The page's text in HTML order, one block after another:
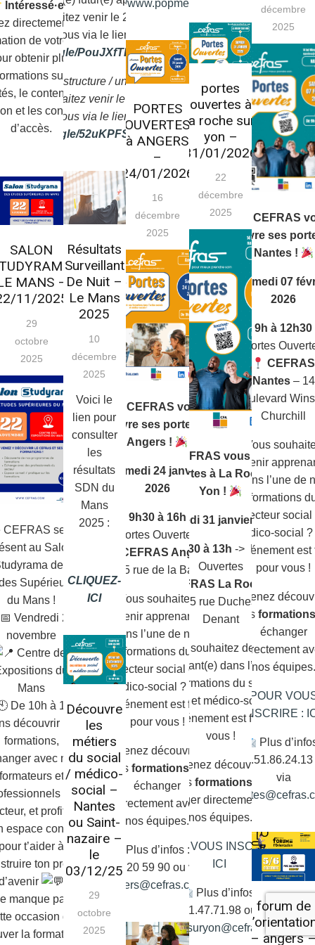
https://www.popmedia.fr/
Intéressé·e ?
directement le site
de votre choix
obtenir plus
sur les
le contenu de la
et les conditions
d’accès.
vous souhaitez venir le 23/01/2026 :
Inscrivez-vous via le lien suivant ->
forms.gle/PouJXfTEBvPDZwGD9
êtes une structure / un établissement
vous souhaitez venir le 23/01/2026 :
Inscrivez-vous via le lien suivant ->
forms.gle/52uKPFS57RvPqdVF8
décembre
2025
Le CEFRAS
ouvre ses
Nantes !
Samedi 07
2026
9h à 12h30
Portes
CEFRAS
Nantes – 14
boulevard
Churchill
Vous
devenir
dans l’une de
formations
secteur social
médico-social
événement est
pour vous !
Venez
nos formations
échanger
directement
nos équipes.
POUR
INSCRIRE :
Plus
02.51.86.24.13
via
portes
ouvertes à
la roche sur
yon –
31/01/2026
22
décembre
2025
Le CEFRAS vous ouvre
ses portes à La Roche sur
Yon !
Samedi 31 janvier 2026
9h30 à 13h -> Portes
Ouvertes
CEFRAS La Roche sur
Yon– 5 rue Duchesne de
Denant
Vous souhaitez devenir
apprenant(e) dans l’une de
nos formations du secteur
social et médico-social ?
Cet événement est fait pour
vous !
Venez découvrir
nos formations
échanger directement avec
nos équipes.
POUR VOUS INSCRIRE :
ICI
Plus d’infos :
02.51.47.71.98 ou via
larochesuryon@cefras.com
PORTES
OUVERTES
à ANGERS
–
24/01/2026
16
décembre
2025
Le CEFRAS vous
ouvre ses portes à
Angers !
Samedi 24 janvier
2026
9h30 à 16h ->
Portes Ouvertes
CEFRAS Angers
– 35 rue de la Barre
Vous souhaitez
devenir apprenant(e)
dans l’une de nos
formations du
secteur social et
médico-social ? Cet
événement est fait
pour vous !
Venez découvrir
nos formations, et
échanger
directement avec
nos équipes.
Plus d’infos : 02
41 20 59 90 ou via
angers@cefras.com
Résultats
Surveillant
De Nuit –
Le Mans
2025
10
décembre
2025
Voici le
lien pour
consulter
les
résultats
SDN du
Mans
2025 :
CLIQUEZ-
ICI
SALON
MANS –
11/2025
29
octobre
2025
CEFRAS sera
au Salon
des
Supérieures
du Mans !
Vendredi 22
novembre
Centre des
du
Mans
De 10h à 17h
découvrir nos
formations,
avec nos
et
du
et profiter
espace conseil
t’aider à
ton projet
manque pas
occasion de
la formation
Découvre
les
métiers
du social
/ médico-
social –
Nantes
ou Saint-
nazaire –
le
03/12/25
29
octobre
2025
forum de
– angers